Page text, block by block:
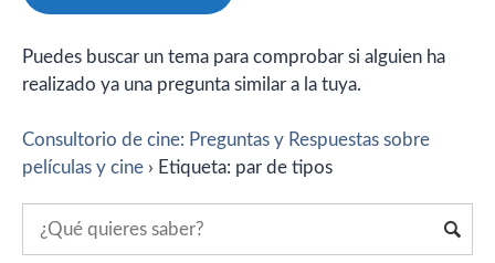
Puedes buscar un tema para comprobar si alguien ha
realizado ya una pregunta similar a la tuya.
Consultorio de cine: Preguntas y Respuestas sobre
películas y cine › Etiqueta: par de tipos